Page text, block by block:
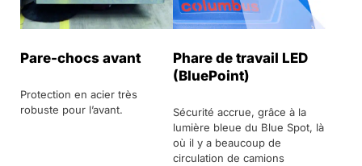
Pare-chocs avant
Protection en acier très
robuste pour l’avant.
Phare de travail LED
(BluePoint)
Sécurité accrue, grâce à la
lumière bleue du Blue Spot, là
où il y a beaucoup de
circulation de camions